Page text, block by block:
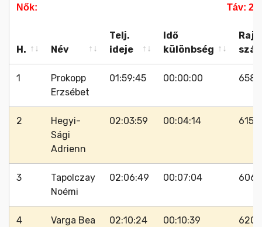
Nők: Táv: 23
H. Név
Telj.
ideje
Idő
különbség
1
Prokopp
Erzsébet
01:59:45 00:00:00 658
2
Hegyi-
Sági
Adrienn
02:03:59 00:04:14 615
3
Tapolczay
Noémi
02:06:49 00:07:04 606
4
Varga Bea
02:10:24 00:10:39 620